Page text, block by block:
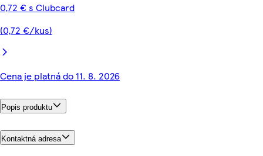
0,72 € s Clubcard
(0,72 €/kus)
Cena je platná do 11. 8. 2026
Popis produktu
Kontaktná adresa